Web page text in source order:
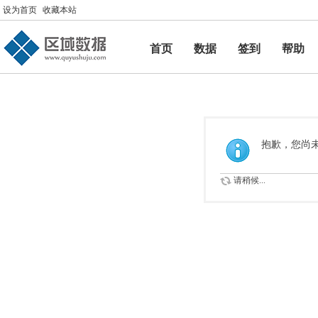
设为首页 收藏本站
首页 数据 签到
帮助
帮助
抱歉，您尚
请稍候...